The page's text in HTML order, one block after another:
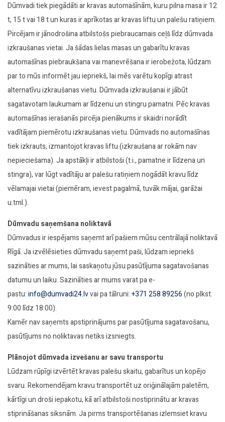
Dūmvadi tiek piegādāti ar kravas automašīnām, kuru pilna masa ir 12
t, 15 t vai 18 t un kuras ir aprīkotas ar kravas liftu un palešu ratiņiem.
Pircējam ir jānodrošina atbilstošs piebraucamais ceļš līdz dūmvada
izkraušanas vietai. Ja šādas lielas masas un gabarītu kravas
automašīnas piebraukšana vai manevrēšana ir ierobežota, lūdzam
par to mūs informēt jau iepriekš, lai mēs varētu kopīgi atrast
alternatīvu izkraušanas vietu. Dūmvada izkraušanai ir jābūt
sagatavotam laukumam ar līdzenu un stingru pamatni. Pēc kravas
automašīnas ierašanās pircēja pienākums ir skaidri norādīt
vadītājam piemērotu izkraušanas vietu. Dūmvads no automašīnas
tiek izkrauts, izmantojot kravas liftu (izkraušana ar rokām nav
nepieciešama). Ja apstākļi ir atbilstoši (t.i., pamatne ir līdzena un
stingra), var lūgt vadītāju ar palešu ratiņiem nogādāt kravu līdz
vēlamajai vietai (piemēram, ievest pagalmā, tuvāk mājai, garāžai
u.tml.).
Dūmvadu saņemšana noliktavā
Dūmvadus ir iespējams saņemt arī pašiem mūsu centrālajā noliktavā
Rīgā. Ja izvēlēsieties dūmvadu saņemt paši, lūdzam iepriekš
sazināties ar mums, lai saskaņotu jūsu pasūtījuma sagatavošanas
datumu un laiku. Sazināties ar mums varat pa e-
pastu:info@dumvadi24.lvvai pa tālruni:+371 258 89256(no plkst.
9:00 līdz 18:00).
Kamēr nav saņemts apstiprinājums par pasūtījuma sagatavošanu,
pasūtījums no noliktavas netiks izsniegts.
Plānojot dūmvada izvešanu ar savu transportu
Lūdzam rūpīgi izvērtēt kravas palešu skaitu, gabarītus un kopējo
svaru. Rekomendējam kravu transportēt uz oriģinālajām paletēm,
kārtīgi un droši iepakotu, kā arī atbilstoši nostiprinātu ar kravas
stiprināšanas siksnām. Ja pirms transportēšanas izlemsiet kravu